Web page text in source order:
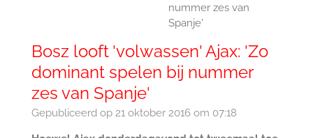
nummer zes van
Spanje'
Bosz looft 'volwassen' Ajax: 'Zo
dominant spelen bij nummer
zes van Spanje'
Gepubliceerd op 21 oktober 2016 om 07:18